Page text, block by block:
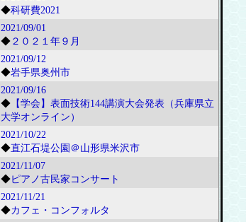
◆科研費2021
2021/09/01
◆ ２０２１年９月
2021/09/12
◆岩手県奥州市
2021/09/16
◆ 【学会】表面技術144講演大会発表（兵庫県立
大学オンライン）
2021/10/22
◆直江石堤公園＠山形県米沢市
2021/11/07
◆ピアノ古民家コンサート
2021/11/21
◆カフェ・コンフォルタ